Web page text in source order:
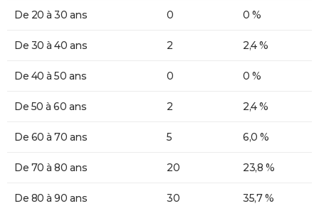
De 20 à 30 ans 0 0 %
De 30 à 40 ans 2 2,4 %
De 40 à 50 ans 0 0 %
De 50 à 60 ans 2 2,4 %
De 60 à 70 ans 5 6,0 %
De 70 à 80 ans 20 23,8 %
De 80 à 90 ans 30 35,7 %